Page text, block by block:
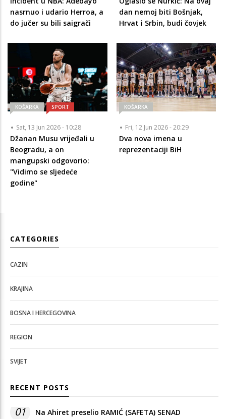
nasrnuo i udario Herroa, a
do jučer su bili saigrači
dan nemoj biti Bošnjak,
Hrvat i Srbin, budi čovjek
KOŠARKA SPORT
Sat, 13 Jun 2026 - 10:28
Džanan Musu vrijeđali u
Beogradu, a on
mangupski odgovorio:
"Vidimo se sljedeće
godine"
KOŠARKA
Fri, 12 Jun 2026 - 20:29
Dva nova imena u
reprezentaciji BiH
CATEGORIES
CAZIN
KRAJINA
BOSNA I HERCEGOVINA
REGION
SVIJET
RECENT POSTS
01 Na Ahiret preselio RAMIĆ (SAFETA) SENAD